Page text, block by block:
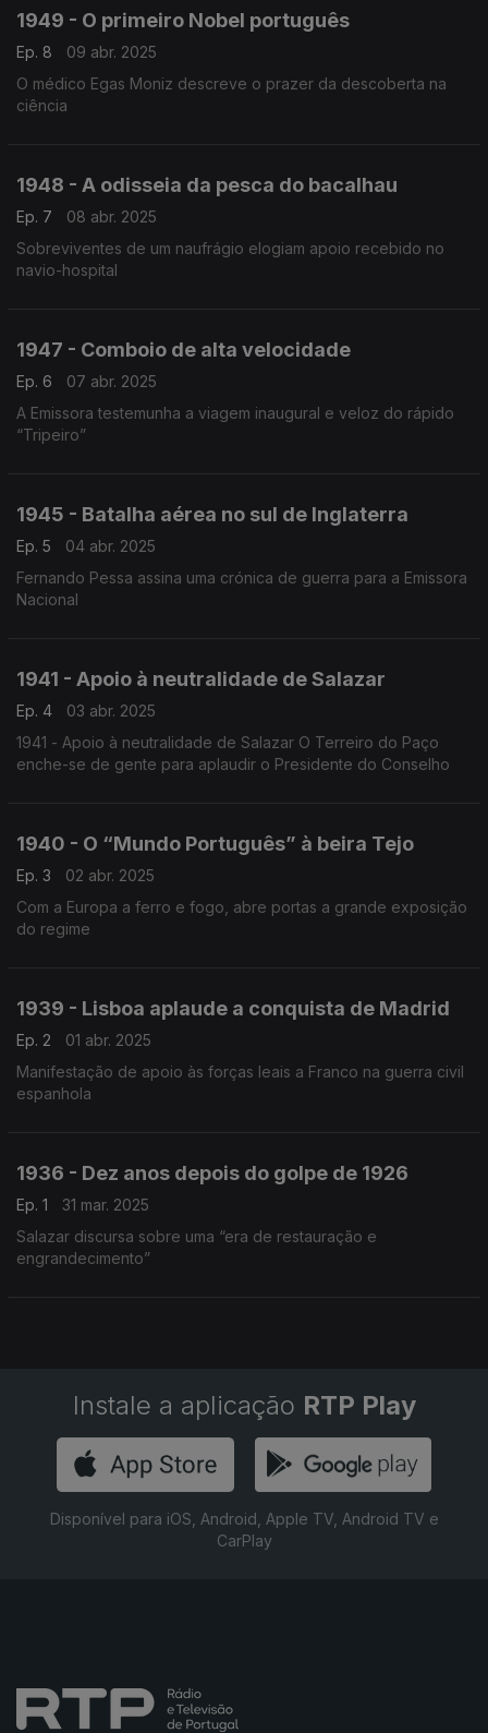
1949 - O primeiro Nobel português
Ep. 8
09 abr. 2025
O médico Egas Moniz descreve o prazer da descoberta na
ciência
1948 - A odisseia da pesca do bacalhau
Ep. 7
08 abr. 2025
Sobreviventes de um naufrágio elogiam apoio recebido no
navio-hospital
1947 - Comboio de alta velocidade
Ep. 6
07 abr. 2025
A Emissora testemunha a viagem inaugural e veloz do rápido
“Tripeiro”
1945 - Batalha aérea no sul de Inglaterra
Ep. 5
04 abr. 2025
Fernando Pessa assina uma crónica de guerra para a Emissora
Nacional
1941 - Apoio à neutralidade de Salazar
Ep. 4
03 abr. 2025
1941 - Apoio à neutralidade de Salazar O Terreiro do Paço
enche-se de gente para aplaudir o Presidente do Conselho
1940 - O “Mundo Português” à beira Tejo
Ep. 3
02 abr. 2025
Com a Europa a ferro e fogo, abre portas a grande exposição
do regime
1939 - Lisboa aplaude a conquista de Madrid
Ep. 2
01 abr. 2025
Manifestação de apoio às forças leais a Franco na guerra civil
espanhola
1936 - Dez anos depois do golpe de 1926
Ep. 1
31 mar. 2025
Salazar discursa sobre uma “era de restauração e
engrandecimento”
Instale a aplicação RTP Play
Disponível para iOS, Android, Apple TV, Android TV e
CarPlay